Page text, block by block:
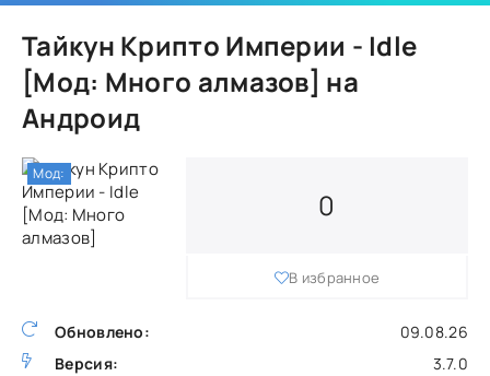
Тайкун Крипто Империи - Idle
[Мод: Много алмазов] на
Андроид
Обновлено:
09.08.26
Версия:
3.7.0
0
В избранное
Мод: